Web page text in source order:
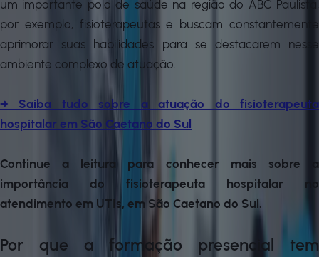
um importante polo de saúde na região do ABC Paulista,
por exemplo, fisioterapeutas e buscam constantemente
aprimorar suas habilidades para se destacarem nesse
ambiente complexo de atuação.
→ Saiba tudo sobre a atuação do fisioterapeuta
hospitalar em São Caetano do Sul
Continue a leitura para conhecer mais sobre a
importância do fisioterapeuta hospitalar no
atendimento em UTIs, em São Caetano do Sul.
Por que a formação presencial tem